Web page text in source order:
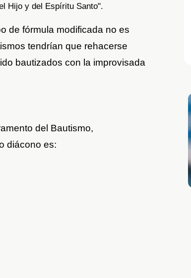
Hijo y del Espíritu Santo".
de fórmula modificada no es
tendrían que rehacerse
bautizados con la improvisada
del Bautismo,
diácono es: